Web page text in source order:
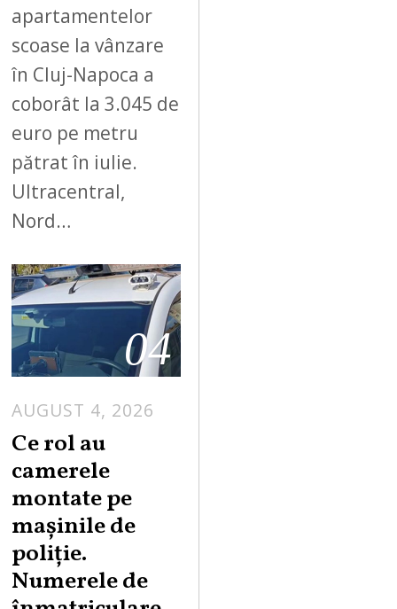
apartamentelor
scoase la vânzare
în Cluj-Napoca a
coborât la 3.045 de
euro pe metru
pătrat în iulie.
Ultracentral,
Nord…
04
AUGUST 4, 2026
Ce rol au
camerele
montate pe
mașinile de
poliție.
Numerele de